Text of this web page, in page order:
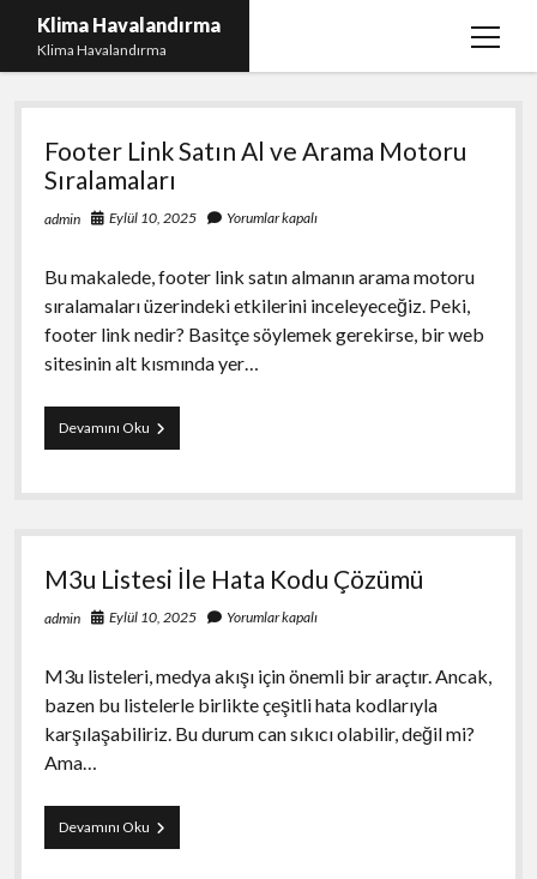
Klima Havalandırma
Klima Havalandırma
menüyü
Bedava Tiktok Takipçi Çoğaltma
Igtv Beğeni Gönderme Parasız
Sayfa Listesi
Klima
Havalandırma
Footer Link Satın Al ve Arama Motoru
Sıralamaları
admin Eylül 10, 2025 Yorumlar kapalı
Bu makalede, footer link satın almanın arama motoru
sıralamaları üzerindeki etkilerini inceleyeceğiz. Peki,
footer link nedir? Basitçe söylemek gerekirse, bir web
sitesinin alt kısmında yer…
Devamını OkuFooter
Link
Al
Arama
Sıralamaları
M3u Listesi İle Hata Kodu Çözümü
admin Eylül 10, 2025 Yorumlar kapalı
M3u listeleri, medya akışı için önemli bir araçtır. Ancak,
bazen bu listelerle birlikte çeşitli hata kodlarıyla
karşılaşabiliriz. Bu durum can sıkıcı olabilir, değil mi?
Ama…
Devamını OkuM3u
Listesi